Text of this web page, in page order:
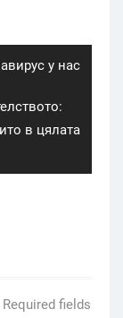
у нас
в цялата
Required fields